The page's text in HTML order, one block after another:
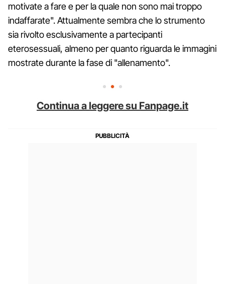
motivate a fare e per la quale non sono mai troppo
indaffarate". Attualmente sembra che lo strumento
sia rivolto esclusivamente a partecipanti
eterosessuali, almeno per quanto riguarda le immagini
mostrate durante la fase di "allenamento".
Continua a leggere su Fanpage.it